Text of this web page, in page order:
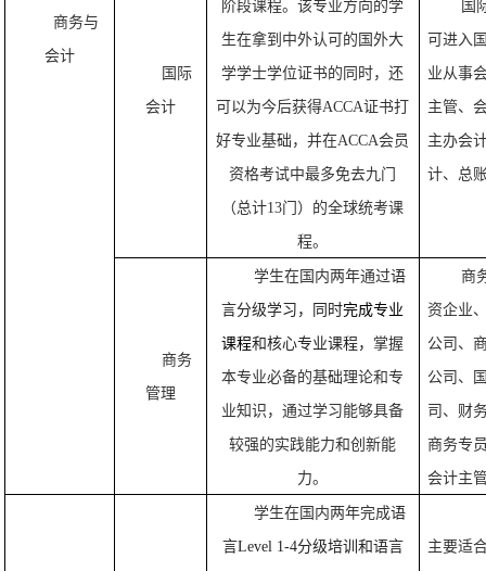
商务与
会计
国际
会计
阶段课程。该专业方向的学
生在拿到中外认可的国外大
学学士学位证书的同时，还
可以为今后获得ACCA证书打
好专业基础，并在ACCA会员
资格考试中最多免去九门
（总计13门）的全球统考课
程。
国
可进入
业从事
主管、
主办会
计、总
商务
管理
学生在国内两年通过语
言分级学习 ， 同时完成专业
课程和核心专业课程，掌握
本专业必备的基础理论和专
业知识，通过学习能够具备
较强的实践能力和创新能
力。
商
资企业
公司、
公司、
司、财
商务专
会计主
学生在国内两年完成语
言Level 1-4分级培训和语言 主要适